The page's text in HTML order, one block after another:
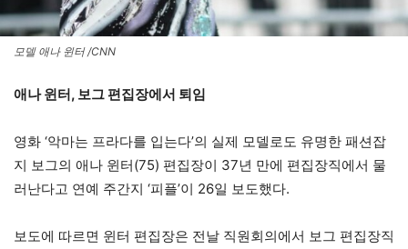
모델 애나 윈터 /CNN
애나 윈터, 보그 편집장에서 퇴임
영화 ‘악마는 프라다를 입는다’의 실제 모델로도 유명한 패션잡
지 보그의 애나 윈터(75) 편집장이 37년 만에 편집장직에서 물
러난다고 연예 주간지 ‘피플’이 26일 보도했다.
보도에 따르면 윈터 편집장은 전날 직원회의에서 보그 편집장직